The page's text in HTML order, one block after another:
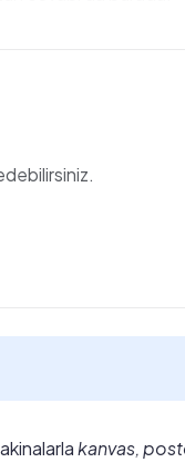
kanvas,